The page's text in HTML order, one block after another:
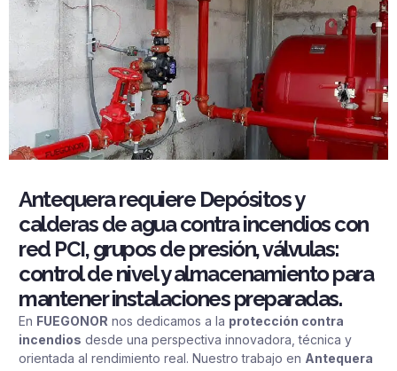
Antequera requiere Depósitos y
calderas de agua contra incendios con
red PCI, grupos de presión, válvulas:
control de nivel y almacenamiento para
mantener instalaciones preparadas.
En FUEGONOR nos dedicamos a la protección contra
incendios desde una perspectiva innovadora, técnica y
orientada al rendimiento real. Nuestro trabajo en Antequera